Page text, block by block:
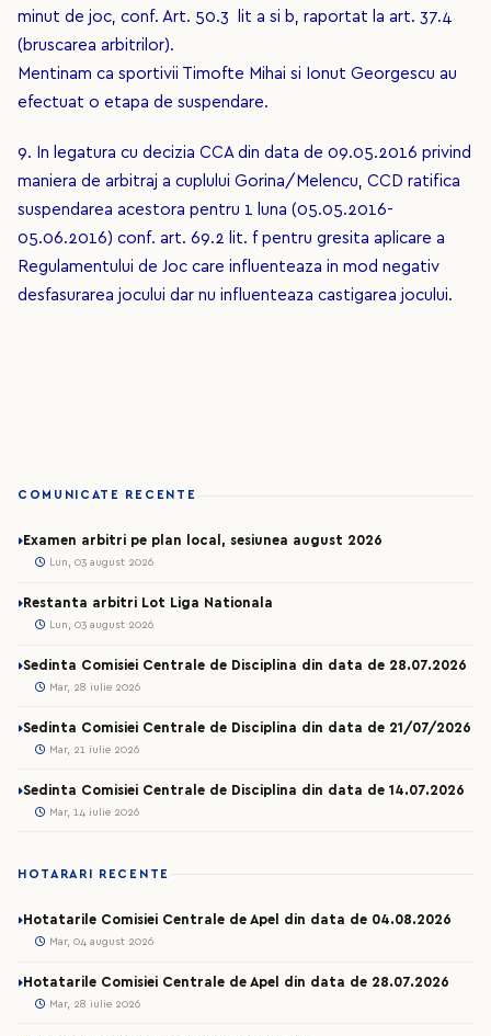
minut de joc, conf. Art. 50.3 lit a si b, raportat la art. 37.4
(bruscarea arbitrilor).
Mentinam ca sportivii Timofte Mihai si Ionut Georgescu au
efectuat o etapa de suspendare.
9. In legatura cu decizia CCA din data de 09.05.2016 privind
maniera de arbitraj a cuplului Gorina/Melencu, CCD ratifica
suspendarea acestora pentru 1 luna (05.05.2016-
05.06.2016) conf. art. 69.2 lit. f pentru gresita aplicare a
Regulamentului de Joc care influenteaza in mod negativ
desfasurarea jocului dar nu influenteaza castigarea jocului.
COMUNICATE RECENTE
Examen arbitri pe plan local, sesiunea august 2026
Lun, 03 august 2026
Restanta arbitri Lot Liga Nationala
Lun, 03 august 2026
Sedinta Comisiei Centrale de Disciplina din data de 28.07.2026
Mar, 28 iulie 2026
Sedinta Comisiei Centrale de Disciplina din data de 21/07/2026
Mar, 21 iulie 2026
Sedinta Comisiei Centrale de Disciplina din data de 14.07.2026
Mar, 14 iulie 2026
HOTARARI RECENTE
Hotatarile Comisiei Centrale de Apel din data de 04.08.2026
Mar, 04 august 2026
Hotatarile Comisiei Centrale de Apel din data de 28.07.2026
Mar, 28 iulie 2026